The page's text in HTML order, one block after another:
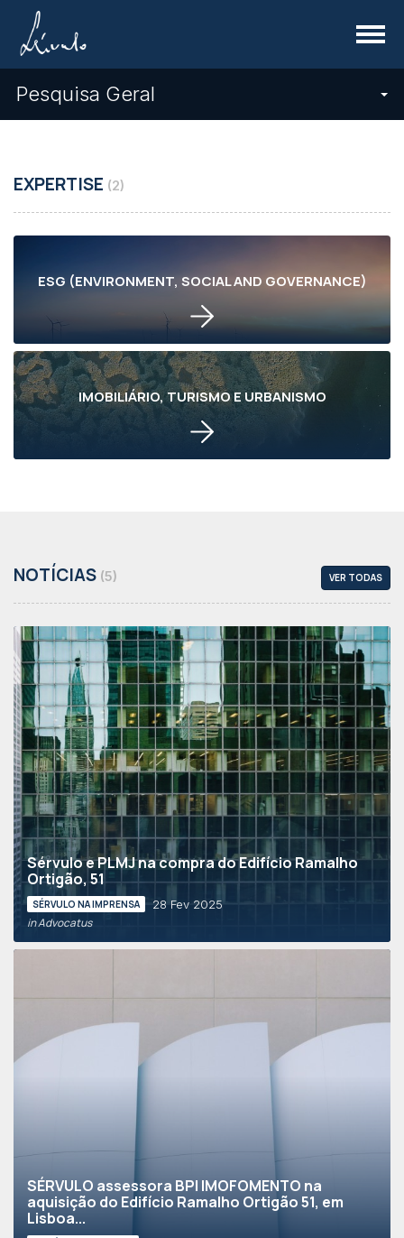
Menu
Pesquisa Geral
EXPERTISE (2)
ESG (ENVIRONMENT, SOCIAL AND GOVERNANCE)
IMOBILIÁRIO, TURISMO E URBANISMO
NOTÍCIAS (5) VER TODAS
Sérvulo e PLMJ na compra do Edifício Ramalho
Ortigão, 51
SÉRVULO NA IMPRENSA 28 Fev 2025
in Advocatus
SÉRVULO assessora BPI IMOFOMENTO na
aquisição do Edifício Ramalho Ortigão 51, em
Lisboa...